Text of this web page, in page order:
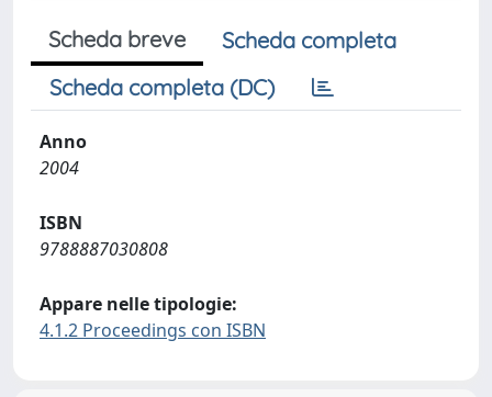
Scheda breve
Scheda completa
Scheda completa (DC)
Anno
2004
ISBN
9788887030808
Appare nelle tipologie:
4.1.2 Proceedings con ISBN